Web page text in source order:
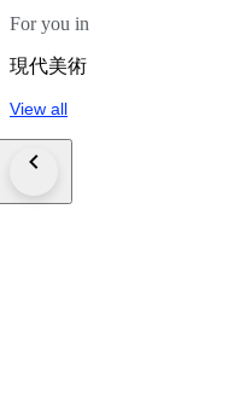
For you in
現代美術
View all